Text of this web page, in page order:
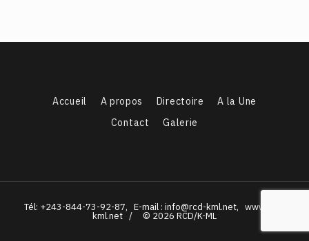
Accueil A propos Directoire
A la Une
Contact
Galerie
Tél: +243-844-73-92-87, E-mail : info@rcd-kml.net, www.rcd-
kml.net / © 2026 RCD/K-ML